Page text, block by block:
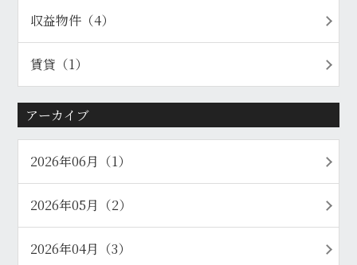
収益物件（4）
賃貸（1）
アーカイブ
2026年06月（1）
2026年05月（2）
2026年04月（3）